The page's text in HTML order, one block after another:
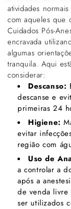
atividades
com aqueles que
Cuidados Pós-
encravada
algumas
tranquila. Aqui
considerar:
Descanso:
descanse e
primeiras 24
Higiene:
evitar
região com
Uso de
a controlar a
após a
de venda livre
ser utilizados